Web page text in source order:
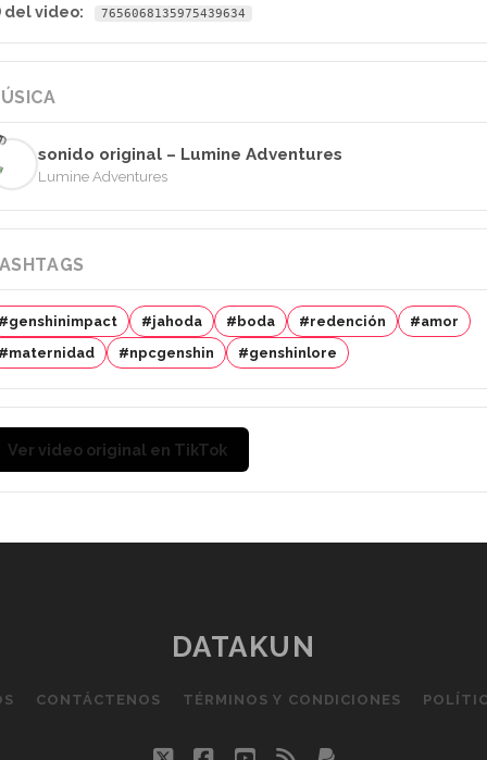
del video:
7656068135975439634
sonido original – Lumine Adventures
Lumine Adventures
#genshinimpact #jahoda #boda #redención
#amor
#maternidad
#npcgenshin #genshinlore
Ver video original en TikTok
DATAKUN
CONTÁCTENOS TÉRMINOS Y CONDICIONES